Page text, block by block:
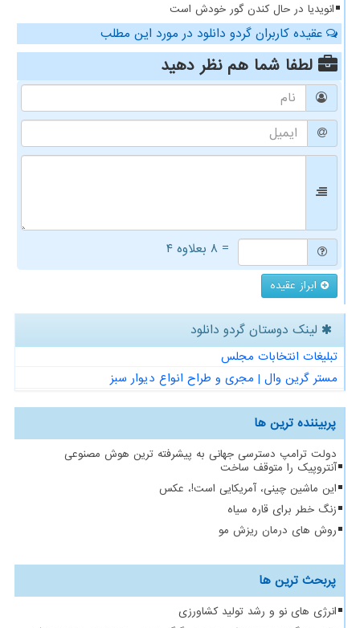
انویدیا در حال کندن گور خودش است
عقیده کاربران گردو دانلود در مورد این مطلب
لطفا شما همنظر دهید
= ۸ بعلاوه ۴
ابراز عقیده
لینک دوستان گردو دانلود
تبلیغات انتخابات مجلس
مستر گرین وال | مجری و طراح انواع دیوار سبز
پربیننده ترین ها
دولت ترامپ دسترسی جهانی به پیشرفته ترین هوش مصنوعی
آنتروپیک را متوقف ساخت
این ماشین چینی، آمریکایی است!، عکس
زنگ خطر برای قاره سیاه
روش های درمان ریزش مو
پربحث ترین ها
انرژی های نو و رشد تولید کشاورزی